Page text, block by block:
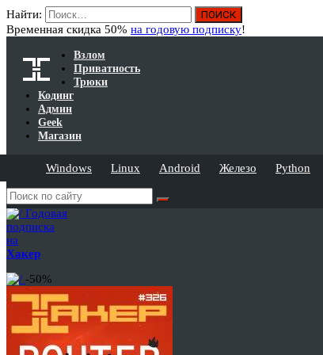
Найти:
Временная скидка 50% на годовую подписку!
Взлом
Приватность
Трюки
Кодинг
Админ
Geek
Магазин
Windows Linux Android Железо Python
Годовая
подписка
на
Хакер
-50%